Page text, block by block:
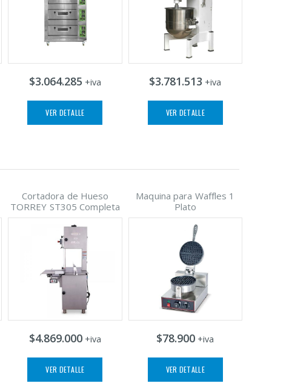
$3.064.285 +iva
VER DETALLE
$3.781.513 +iva
VER DETALLE
Cortadora de Hueso
TORREY ST305 Completa
$4.869.000+iva
VER DETALLE
Maquina para Waffles 1
Plato
$78.900 +iva
VER DETALLE